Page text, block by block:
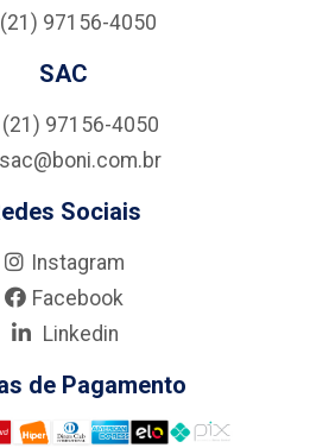
(21) 97156-4050
SAC
(21) 97156-4050
sac@boni.com.br
Sociais
Instagram
Facebook
Linkedin
de Pagamento